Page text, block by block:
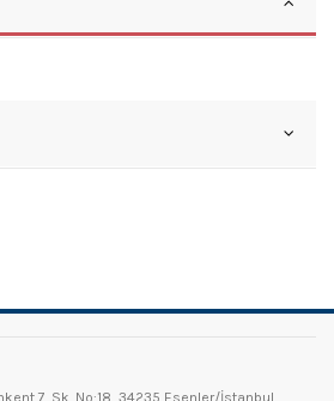
7. Sk. No:18, 34235 Esenler/İstanbul